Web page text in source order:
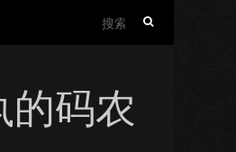
的码农